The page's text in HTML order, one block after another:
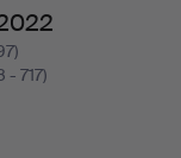
717)